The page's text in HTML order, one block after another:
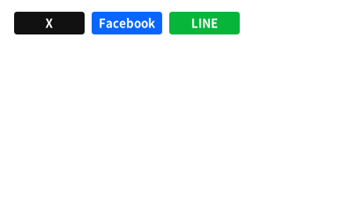
X Facebook LINE